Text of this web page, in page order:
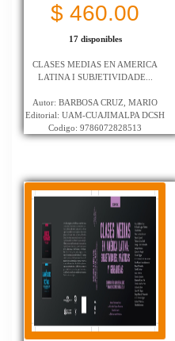
$ 460.00
17 disponibles
CLASES MEDIAS EN AMERICA
LATINA I SUBJETIVIDADE...
Autor: BARBOSA CRUZ, MARIO
Editorial: UAM-CUAJIMALPA DCSH
Codigo: 9786072828513